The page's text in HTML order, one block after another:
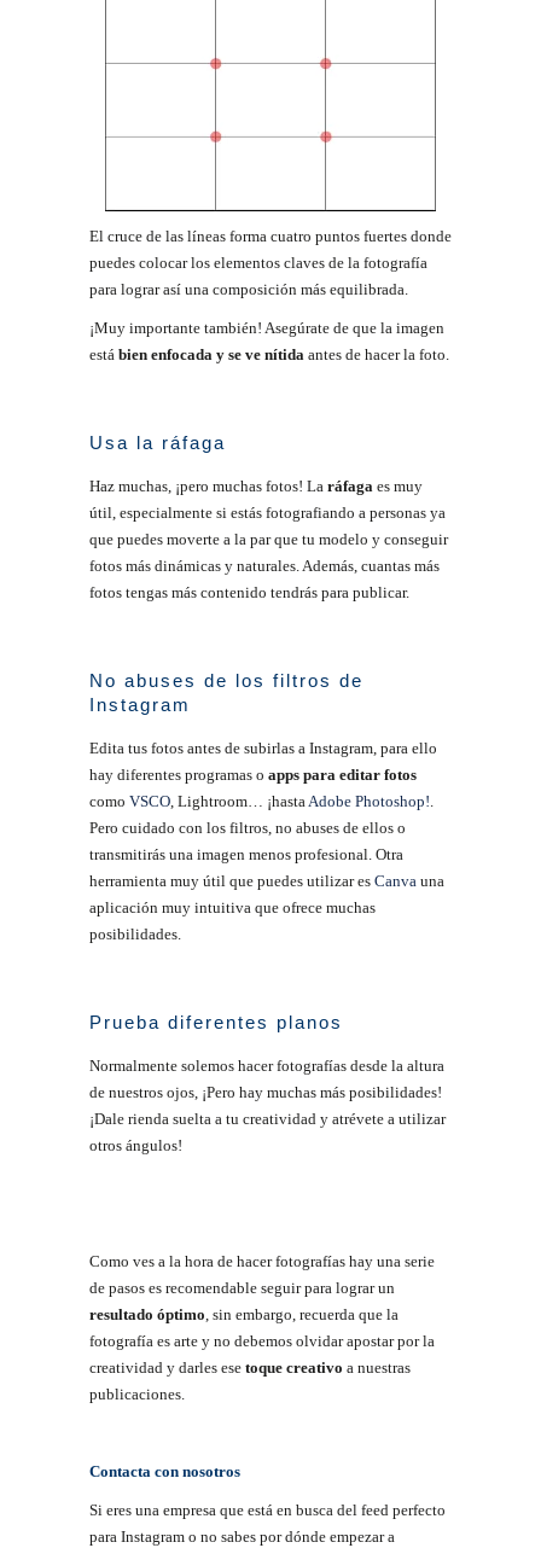
El cruce de las líneas forma cuatro puntos fuertes donde
puedes colocar los elementos claves de la fotografía
para lograr así una composición más equilibrada.
¡Muy importante también! Asegúrate de que la imagen
está bien enfocada y se ve nítida antes de hacer la foto.
Usa la ráfaga
Haz muchas, ¡pero muchas fotos! La ráfaga es muy
útil, especialmente si estás fotografiando a personas ya
que puedes moverte a la par que tu modelo y conseguir
fotos más dinámicas y naturales. Además, cuantas más
fotos tengas más contenido tendrás para publicar.
No abuses de los filtros de
Instagram
Edita tus fotos antes de subirlas a Instagram, para ello
hay diferentes programas o apps para editar fotos
como VSCO, Lightroom… ¡hastaAdobe Photoshop!.
Pero cuidado con los filtros, no abuses de ellos o
transmitirás una imagen menos profesional. Otra
herramienta muy útil que puedes utilizar es Canva una
aplicación muy intuitiva que ofrece muchas
posibilidades.
Prueba diferentes planos
Normalmente solemos hacer fotografías desde la altura
de nuestros ojos, ¡Pero hay muchas más posibilidades!
¡Dale rienda suelta a tu creatividad y atrévete a utilizar
otros ángulos!
Como ves a la hora de hacer fotografías hay una serie
de pasos es recomendable seguir para lograr un
resultado óptimo, sin embargo, recuerda que la
fotografía es arte y no debemos olvidar apostar por la
creatividad y darles ese toque creativo a nuestras
publicaciones.
Contacta con nosotros
Si eres una empresa que está en busca del feed perfecto
para Instagram o no sabes por dónde empezar a